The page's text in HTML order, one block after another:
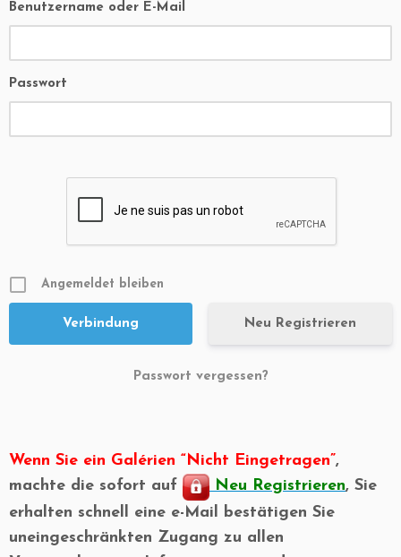
Benutzername oder E-Mail
Passwort
Angemeldet bleiben
Neu Registrieren
Passwort vergessen?
Wenn Sie ein Galérien “Nicht Eingetragen”,
machte die sofort auf
Neu Registrieren, Sie
erhalten schnell eine e-Mail bestätigen Sie
uneingeschränkten Zugang zu allen